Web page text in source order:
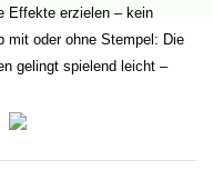
Effekte erzielen – kein
mit oder ohne Stempel: Die
gelingt spielend leicht –